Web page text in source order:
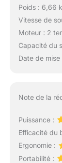
Poids : 6,66
Vitesse de
Moteur : 2
Capacité du
Date de
Note de la
Puissance :
Efficacité du
Ergonomie :
Portabilité :